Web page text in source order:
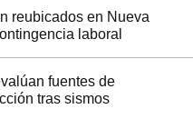
reubicados en Nueva
laboral
fuentes de
tras sismos